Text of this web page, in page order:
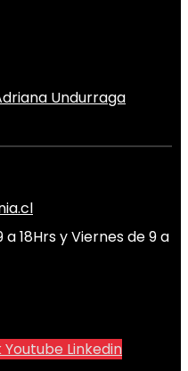
Undurraga
a 18Hrs y Viernes de 9 a
Youtube Linkedin